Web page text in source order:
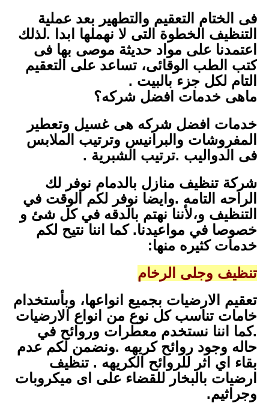
فى الختام التعقيم والتطهير بعد عملية
التنظيف الخطوة التى لا نهملها ابدا .لذلك
اعتمدنا على مواد حديثة موصى بها فى
كتب الطب الوقائى، تساعد على التعقيم
التام لكل جزء بالبيت .
ماهى خدمات افضل شركه؟
خدمات افضل شركه هى غسيل وتعطير
المفروشات والبرانيس وترتيب الملابس
فى الدواليب .ترتيب الشبرية .
شركة تنظيف منازل بالدمام نوفر لك
الراحه التامه .وايضا نوفر لكم الوقت في
التنظيف و،لأننا نهتم بالدقه في كل شئ و
خصوصا في مواعيدنا. كما اننا نتيح لكم
خدمات كثيره منها:
تنظيف وجلى الرخام
تعقيم الارضيات بجميع انواعها، وبأستخدام
خامات تناسب كل نوع من انواع الارضيات
.كما اننا نستخدم معطرات وروائح في
حاله وجود روائح كريهه .ونضمن لكم عدم
بقاء اي اثر للروائح الكريهه . تنظيف
ارضيات بالبخار للقضاء على اى ميكروبات
وجراثيم.